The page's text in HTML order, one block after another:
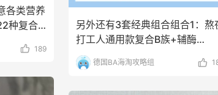
各类营养
种复合
189
另外还有3套经典组合组合1：熬
打工人通用款复合B族+辅酶
Q10→B族负责食物能
德国BA海淘攻略组
时尚
、
手
等
Patagonia：巴塔美官夏
促 运动服饰精选低至6折
明日开抢